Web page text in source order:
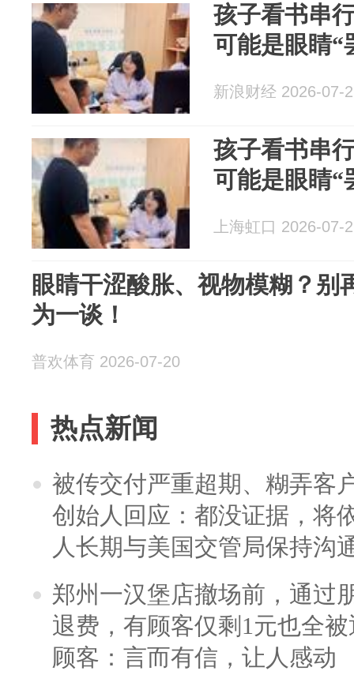
孩子看书串
可能是眼睛“
新浪财经 2026-07-
孩子看书串
可能是眼睛“
上海虹口 2026-07-
眼睛干涩酸胀、视物模糊？别
为一谈！
普欢体育 2026-07-20
热点新闻
被传交付严重超期、糊弄客
创始人回应：都没证据，将
人长期与美国交管局保持沟
郑州一汉堡店撤场前，通过
退费，有顾客仅剩1元也全
顾客：言而有信，让人感动